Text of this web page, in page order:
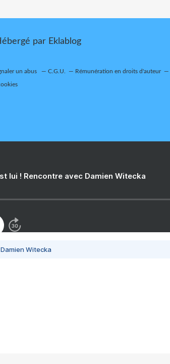
par Eklablog
un abus C.G.U. Rémunération en droits d'auteur
lui ! Rencontre avec Damien Witecka
Witecka